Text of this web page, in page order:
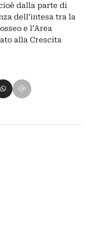
dalla parte di
dell’intesa tra la
e l’Area
alla Crescita
LinkedIn
su Pinterest
su WhatsApp
Condividi su Email